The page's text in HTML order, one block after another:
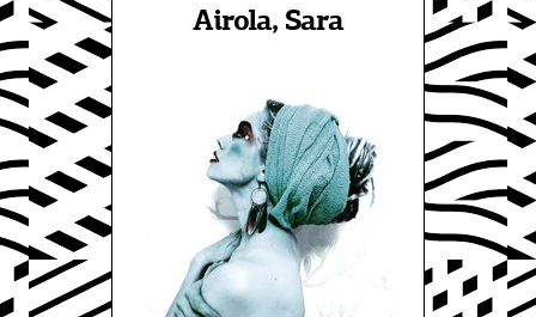
Airola, Sara